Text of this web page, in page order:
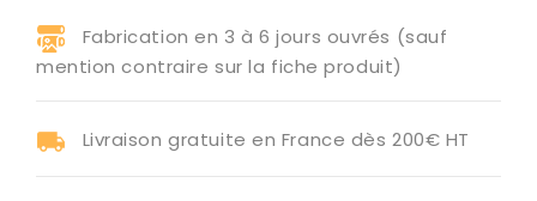
Fabrication en 3 à 6 jours ouvrés (sauf
mention contraire sur la fiche produit)
Livraison gratuite en France dès 200€ HT